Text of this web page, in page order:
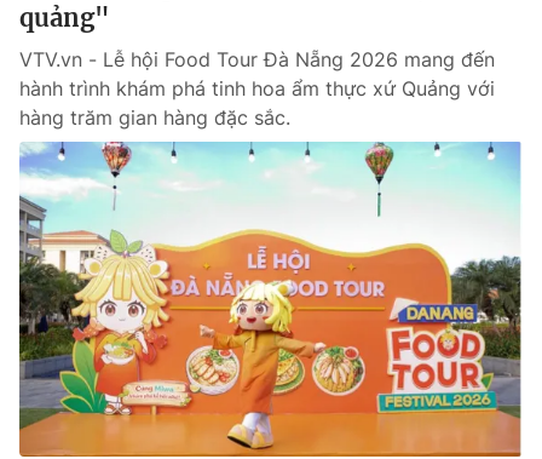
Pháp luật
Y tế
Thế giới
Tin tức
Thế giới đó đây
Câu chuyện quốc tế
Kinh tế
Tài chính
Thị trường
Dữ liệu và đời sống
quảng"
VTV.vn - Lễ hội Food Tour Đà Nẵng 2026 mang đến
hành trình khám phá tinh hoa ẩm thực xứ Quảng với
hàng trăm gian hàng đặc sắc.